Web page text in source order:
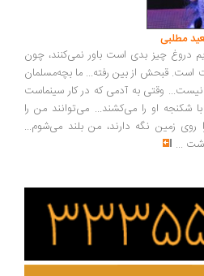
چیز بدی است باور نمی‌کنند، چون
از بین رفته... ما بچه‌مسلمان
وقتی به آدمی که در کار سینماست
او را می‌کشند... می‌توانند من را
نگه دارند، من بلند می‌شوم...